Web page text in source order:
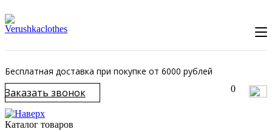
Бесплатная доставка при покупке от 6000 рублей
Заказать звонок 0
Каталог товаров